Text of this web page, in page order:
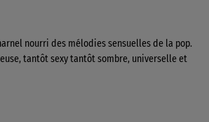
nourri des mélodies sensuelles de la pop.
tantôt sexy tantôt sombre, universelle et